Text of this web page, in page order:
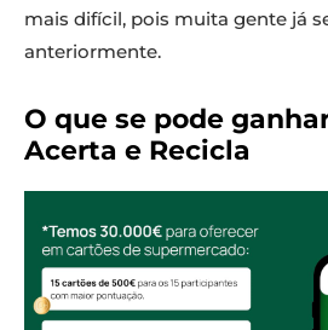
mais difícil, pois muita gente já
anteriormente.
O que se pode
Acerta e Recicla